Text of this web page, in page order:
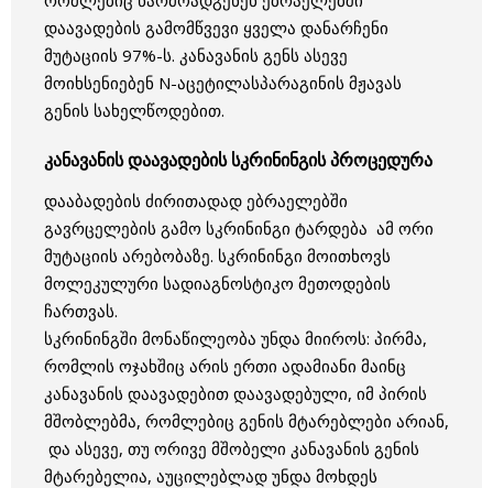
დაავადების გამომწვევი ყველა დანარჩენი
მუტაციის 97%-ს. კანავანის გენს ასევე
მოიხსენიებენ N-აცეტილასპარაგინის მჟავას
გენის სახელწოდებით.
კანავანის დაავადების სკრინინგის პროცედურა
დააბადების ძირითადად ებრაელებში
გავრცელების გამო სკრინინგი ტარდება ამ ორი
მუტაციის არებობაზე. სკრინინგი მოითხოვს
მოლეკულური სადიაგნოსტიკო მეთოდების
ჩართვას.
სკრინინგში მონაწილეობა უნდა მიიროს: პირმა,
რომლის ოჯახშიც არის ერთი ადამიანი მაინც
კანავანის დაავადებით დაავადებული, იმ პირის
მშობლებმა, რომლებიც გენის მტარებლები არიან,
და ასევე, თუ ორივე მშობელი კანავანის გენის
მტარებელია, აუცილებლად უნდა მოხდეს